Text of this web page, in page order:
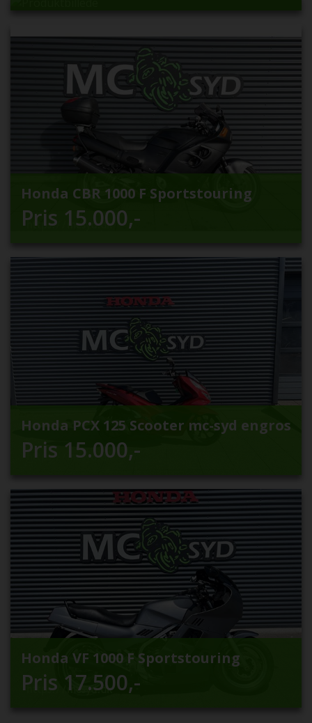
Honda CBR 1000 F Sportstouring
Pris 15.000,-
Honda PCX 125 Scooter mc-syd engros
Pris 15.000,-
Honda VF 1000 F Sportstouring
Pris 17.500,-